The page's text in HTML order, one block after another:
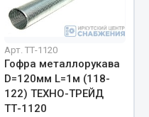
Арт. ТТ-1120
Гофра металлорукава
D=120мм L=1м (118-
122) ТЕХНО-ТРЕЙД
ТТ-1120